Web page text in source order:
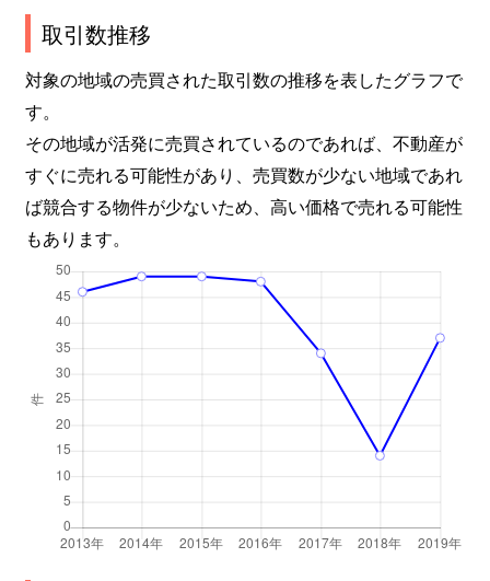
取引数推移
対象の地域の売買された取引数の推移を表したグラフで
す。
その地域が活発に売買されているのであれば、不動産が
すぐに売れる可能性があり、売買数が少ない地域であれ
ば競合する物件が少ないため、高い価格で売れる可能性
もあります。